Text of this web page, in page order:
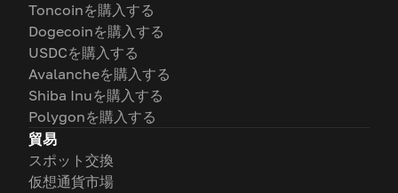
Toncoinを購入する
Dogecoinを購入する
USDCを購入する
Avalancheを購入する
Shiba Inuを購入する
Polygonを購入する
貿易
スポット交換
仮想通貨市場